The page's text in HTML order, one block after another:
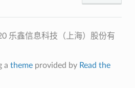
乐鑫信息科技（上海）股份有
a themeprovided by Read the